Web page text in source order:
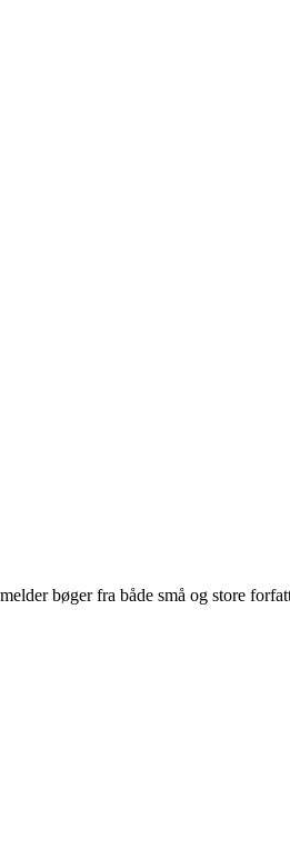
bøger fra både små og store